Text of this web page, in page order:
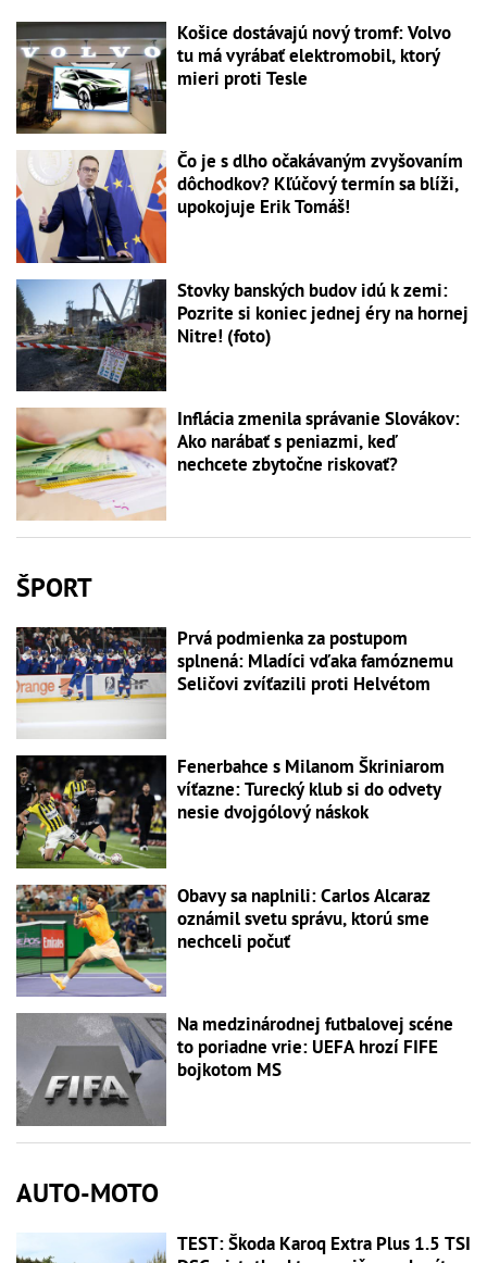
Košice dostávajú nový tromf: Volvo
tu má vyrábať elektromobil, ktorý
mieri proti Tesle
Čo je s dlho očakávaným zvyšovaním
dôchodkov? Kľúčový termín sa blíži,
upokojuje Erik Tomáš!
Stovky banských budov idú k zemi:
Pozrite si koniec jednej éry na hornej
Nitre! (foto)
Inflácia zmenila správanie Slovákov:
Ako narábať s peniazmi, keď
nechcete zbytočne riskovať?
ŠPORT
Prvá podmienka za postupom
splnená: Mladíci vďaka famóznemu
Seličovi zvíťazili proti Helvétom
Fenerbahce s Milanom Škriniarom
víťazne: Turecký klub si do odvety
nesie dvojgólový náskok
Obavy sa naplnili: Carlos Alcaraz
oznámil svetu správu, ktorú sme
nechceli počuť
Na medzinárodnej futbalovej scéne
to poriadne vrie: UEFA hrozí FIFE
bojkotom MS
AUTO-MOTO
TEST: Škoda Karoq Extra Plus 1.5 TSI